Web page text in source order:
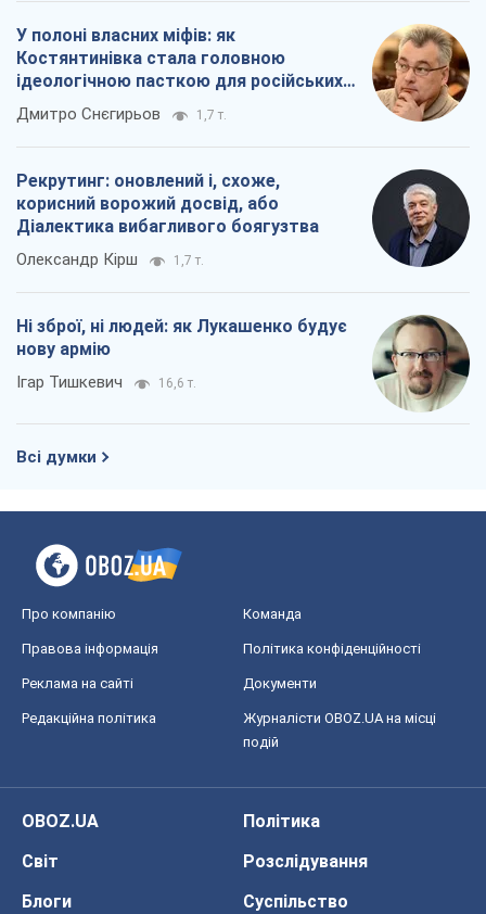
У полоні власних міфів: як
Костянтинівка стала головною
ідеологічною пасткою для російських
окупантів
Дмитро Снєгирьов 1,7 т.
Рекрутинг: оновлений і, схоже,
корисний ворожий досвід, або
Діалектика вибагливого боягузтва
Олександр Кірш 1,7 т.
Ні зброї, ні людей: як Лукашенко будує
нову армію
Ігар Тишкевич 16,6 т.
Всі думки
Про компанію Команда
Правова інформація Політика конфіденційності
Реклама на сайті Документи
Редакційна політика
Журналісти OBOZ.UA на місці
подій
OBOZ.UA
Політика
Світ
Розслідування
Блоги
Суспільство